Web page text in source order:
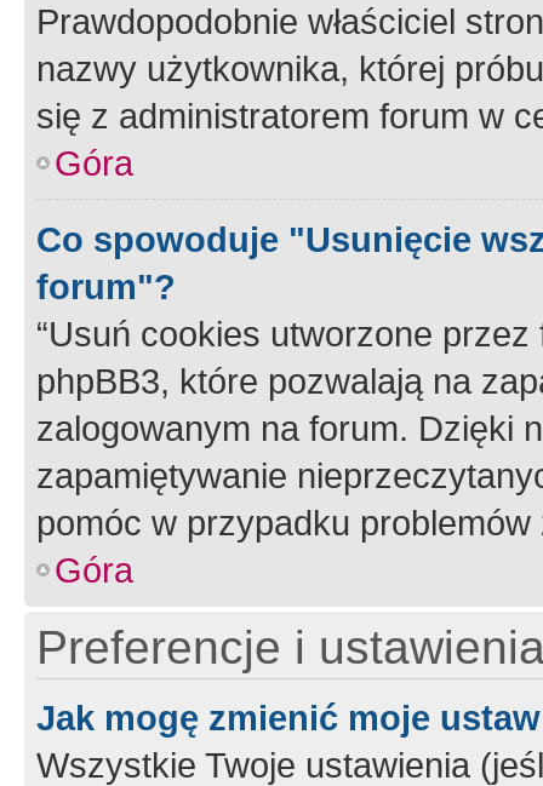
Prawdopodobnie właściciel
nazwy użytkownika, której
się z administratorem forum w
Góra
Co spowoduje "Usunięcie
forum"?
“Usuń cookies utworzone
phpBB3, które pozwalają na
zalogowanym na forum. Dzięki
zapamiętywanie
pomóc w przypadku
Góra
Preferencje i
Jak mogę zmienić moje
Wszystkie Twoje ustawienia